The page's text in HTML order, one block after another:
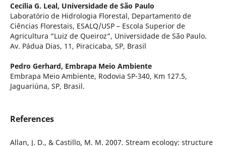
Cecília G. Leal, Universidade de São Paulo
Laboratório de Hidrologia Florestal, Departamento de
Ciências Florestais, ESALQ/USP – Escola Superior de
Agricultura “Luiz de Queiroz”, Universidade de São Paulo.
Av. Pádua Dias, 11, Piracicaba, SP, Brasil
Pedro Gerhard, Embrapa Meio Ambiente
Embrapa Meio Ambiente, Rodovia SP-340, Km 127.5,
Jaguariúna, SP, Brasil.
References
Allan, J. D., & Castillo, M. M. 2007. Stream ecology: structure